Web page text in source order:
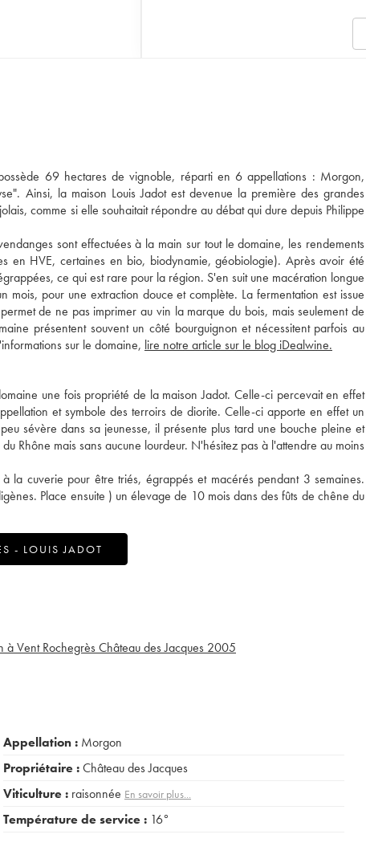
69 hectares de vignoble, réparti en 6 appellations : Morgon,
Ainsi, la maison Louis Jadot est devenue la première des grandes
comme si elle souhaitait répondre au débat qui dure depuis Philippe
sont effectuées à la main sur tout le domaine, les rendements
en HVE, certaines en bio, biodynamie, géobiologie). Après avoir été
ce qui est rare pour la région. S'en suit une macération longue
pour une extraction douce et complète. La fermentation est issue
de ne pas imprimer au vin la marque du bois, mais seulement de
présentent souvent un côté bourguignon et nécessitent parfois au
sur le domaine, lire notre article sur le blog iDealwine.
une fois propriété de la maison Jadot. Celle-ci percevait en effet
et symbole des terroirs de diorite. Celle-ci apporte en effet un
sévère dans sa jeunesse, il présente plus tard une bouche pleine et
Rhône mais sans aucune lourdeur. N'hésitez pas à l'attendre au moins
la cuverie pour être triés, égrappés et macérés pendant 3 semaines.
Place ensuite ) un élevage de 10 mois dans des fûts de chêne du
- LOUIS JADOT
à Vent Rochegrès Château des Jacques 2005
Appellation : Morgon
Propriétaire :Château des Jacques
Viticulture : raisonnée En savoir plus...
Température de service : 16°